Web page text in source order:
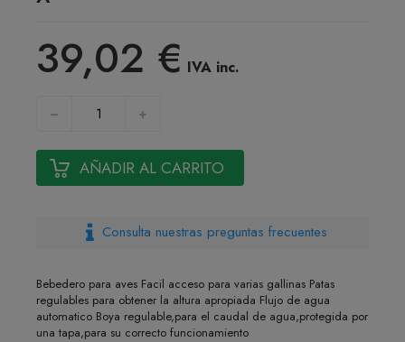
39,02 € IVA inc.
AÑADIR AL CARRITO
Consulta nuestras preguntas frecuentes
Bebedero para aves Facil acceso para varias gallinas Patas
regulables para obtener la altura apropiada Flujo de agua
automatico Boya regulable,para el caudal de agua,protegida por
una tapa,para su correcto funcionamiento